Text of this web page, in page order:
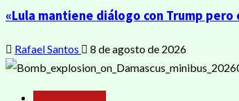
«Lula mantiene diálogo con Trump
Rafael Santos 8 de agosto de 2026